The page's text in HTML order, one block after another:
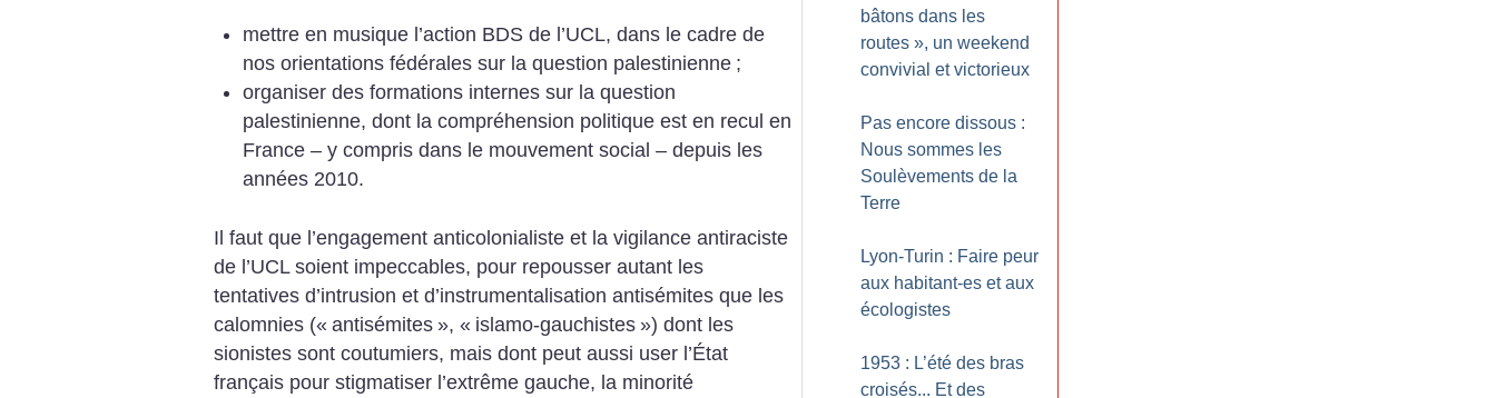
mettre en musique l’action BDS de l’UCL, dans le cadre de
nos orientations fédérales sur la question palestinienne ;
organiser des formations internes sur la question
palestinienne, dont la compréhension politique est en recul en
France – y compris dans le mouvement social – depuis les
années 2010.
Il faut que l’engagement anticolonialiste et la vigilance antiraciste
de l’UCL soient impeccables, pour repousser autant les
tentatives d’intrusion et d’instrumentalisation antisémites que les
calomnies (« antisémites », « islamo-gauchistes ») dont les
sionistes sont coutumiers, mais dont peut aussi user l’État
français pour stigmatiser l’extrême gauche, la minorité
bâtons dans les
routes », un weekend
convivial et victorieux
Pas encore dissous :
Nous sommes les
Soulèvements de la
Terre
Lyon-Turin : Faire peur
aux habitant-es et aux
écologistes
1953 : L’été des bras
croisés... Et des